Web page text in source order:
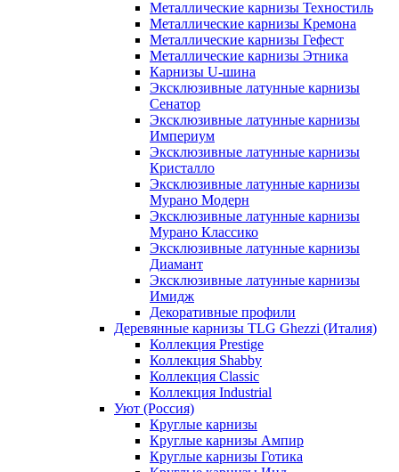
Металлические карнизы Техностиль
Металлические карнизы Кремона
Металлические карнизы Гефест
Металлические карнизы Этника
Карнизы U-шина
Эксклюзивные латунные карнизы
Сенатор
Эксклюзивные латунные карнизы
Империум
Эксклюзивные латунные карнизы
Кристалло
Эксклюзивные латунные карнизы
Мурано Модерн
Эксклюзивные латунные карнизы
Мурано Классико
Эксклюзивные латунные карнизы
Диамант
Эксклюзивные латунные карнизы
Имидж
Декоративные профили
Деревянные карнизы TLG Ghezzi (Италия)
Коллекция Prestige
Коллекция Shabby
Коллекция Classic
Коллекция Industrial
Уют (Россия)
Круглые карнизы
Круглые карнизы Ампир
Круглые карнизы Готика